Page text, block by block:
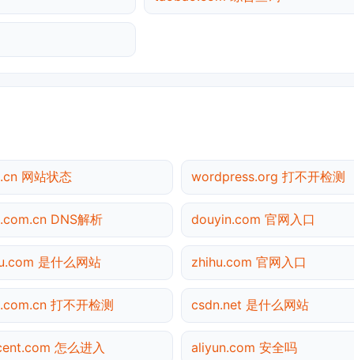
网站状态 wordpress.org 打不开检测
DNS解析 douyin.com 官网入口
是什么网站 zhihu.com 官网入口
打不开检测 csdn.net 是什么网站
怎么进入 aliyun.com 安全吗